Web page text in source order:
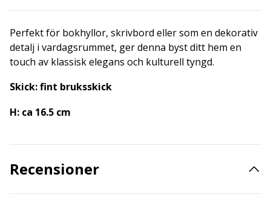
Perfekt för bokhyllor, skrivbord eller som en dekorativ
detalj i vardagsrummet, ger denna byst ditt hem en
touch av klassisk elegans och kulturell tyngd.
Skick: fint bruksskick
H: ca 16.5 cm
Recensioner